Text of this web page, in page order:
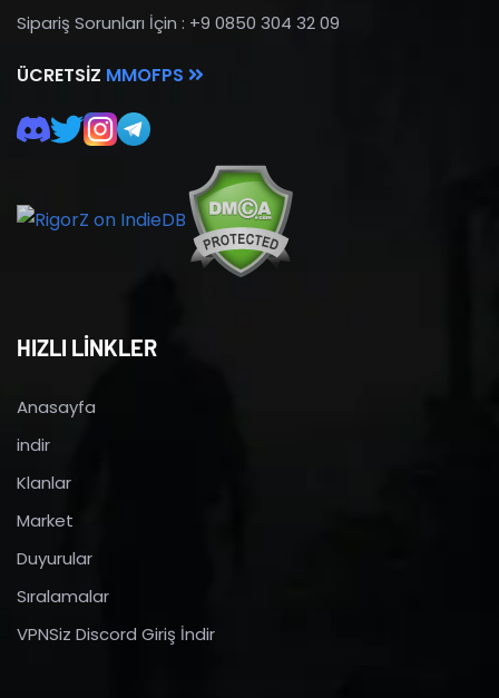
Sipariş Sorunları İçin : +9 0850 304 32 09
ÜCRETSIZ MMOFPS
HIZLI LİNKLER
Anasayfa
indir
Klanlar
Market
Duyurular
Sıralamalar
VPNSiz Discord Giriş İndir